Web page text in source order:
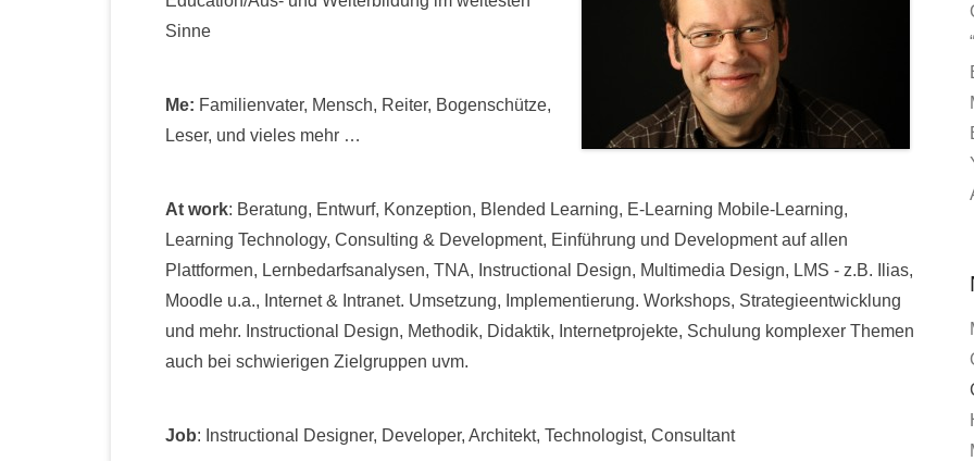
Sinne
Me: Familienvater, Mensch, Reiter, Bogenschütze,
Leser, und vieles mehr …
At work: Beratung, Entwurf, Konzeption, Blended Learning, E-Learning Mobile-Learning,
Learning Technology, Consulting & Development, Einführung und Development auf allen
Plattformen, Lernbedarfsanalysen, TNA, Instructional Design, Multimedia Design, LMS - z.B. Ilias,
Moodle u.a., Internet & Intranet. Umsetzung, Implementierung. Workshops, Strategieentwicklung
und mehr. Instructional Design, Methodik, Didaktik, Internetprojekte, Schulung komplexer Themen
auch bei schwierigen Zielgruppen uvm.
Job: Instructional Designer, Developer, Architekt, Technologist, Consultant